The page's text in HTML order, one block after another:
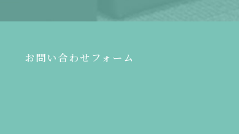
お問い合わせフォーム